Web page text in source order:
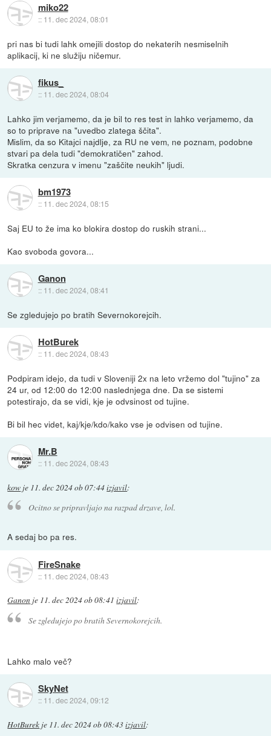
miko22
:: 11. dec 2024, 08:01
pri nas bi tudi lahk omejili dostop do nekaterih nesmiselnih
aplikacij, ki ne služiju ničemur.
fikus_
:: 11. dec 2024, 08:04
Lahko jim verjamemo, da je bil to res test in lahko verjamemo, da
so to priprave na "uvedbo zlatega ščita".
Mislim, da so Kitajci najdlje, za RU ne vem, ne poznam, podobne
stvari pa dela tudi "demokratičen" zahod.
Skratka cenzura v imenu "zaščite neukih" ljudi.
bm1973
:: 11. dec 2024, 08:15
Saj EU to že ima ko blokira dostop do ruskih strani...
Kao svoboda govora...
Ganon
:: 11. dec 2024, 08:41
Se zgledujejo po bratih Severnokorejcih.
HotBurek
:: 11. dec 2024, 08:43
Podpiram idejo, da tudi v Sloveniji 2x na leto vržemo dol "tujino" za
24 ur, od 12:00 do 12:00 naslednjega dne. Da se sistemi
potestirajo, da se vidi, kje je odvsinost od tujine.
Bi bil hec videt, kaj/kje/kdo/kako vse je odvisen od tujine.
Mr.B
:: 11. dec 2024, 08:43
kow je 11. dec 2024 ob 07:44izjavil:
Ocitno se pripravljajo na razpad drzave, lol.
A sedaj bo pa res.
FireSnake
:: 11. dec 2024, 08:43
Ganon je 11. dec 2024 ob 08:41 izjavil:
Se zgledujejo po bratih Severnokorejcih.
Lahko malo več?
SkyNet
:: 11. dec 2024, 09:12
HotBurek je 11. dec 2024 ob 08:43izjavil: